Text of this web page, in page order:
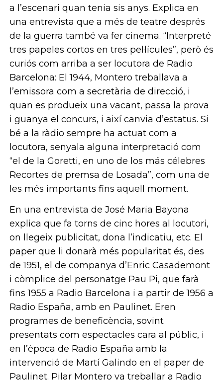
a l’escenari quan tenia sis anys. Explica en
una entrevista que a més de teatre després
de la guerra també va fer cinema. “Interpreté
tres papeles cortos en tres pel·lícules”, però és
curiós com arriba a ser locutora de Radio
Barcelona: El 1944, Montero treballava a
l’emissora com a secretària de direcció, i
quan es produeix una vacant, passa la prova
i guanya el concurs, i així canvia d’estatus. Si
bé a la ràdio sempre ha actuat com a
locutora, senyala alguna interpretació com
“el de la Goretti, en uno de los más célebres
Recortes de premsa de Losada”, com una de
les més importants fins aquell moment.
En una entrevista de José Maria Bayona
explica que fa torns de cinc hores al locutori,
on llegeix publicitat, dona l’indicatiu, etc. El
paper que li donarà més popularitat és, des
de 1951, el de companya d’Enric Casademont
i còmplice del personatge Pau Pi, que farà
fins 1955 a Radio Barcelona i a partir de 1956 a
Radio España, amb en Paulinet. Eren
programes de beneficència, sovint
presentats com espectacles cara al públic, i
en l’època de Radio España amb la
intervenció de Martí Galindo en el paper de
Paulinet. Pilar Montero va treballar a Radio